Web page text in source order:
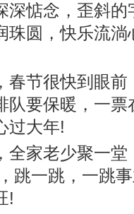
惦念，歪斜的
珠圆，快乐流
节很快到眼前
队要保暖，一
过大年!
家老少聚一堂
跳一跳，一跳
!